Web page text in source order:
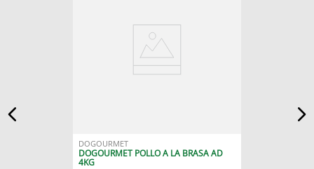
DOGOURMET
DOGOURMET POLLO A LA BRASA AD
4KG